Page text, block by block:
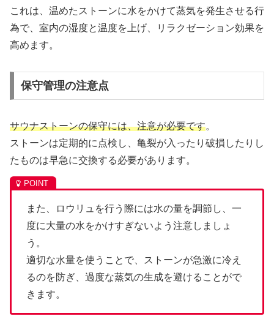
これは、温めたストーンに水をかけて蒸気を発生させる行
為で、室内の湿度と温度を上げ、リラクゼーション効果を
高めます。
保守管理の注意点
サウナストーンの保守には、注意が必要です。
ストーンは定期的に点検し、亀裂が入ったり破損したりし
たものは早急に交換する必要があります。
また、ロウリュを行う際には水の量を調節し、一
度に大量の水をかけすぎないよう注意しましょ
う。
適切な水量を使うことで、ストーンが急激に冷え
るのを防ぎ、過度な蒸気の生成を避けることがで
きます。